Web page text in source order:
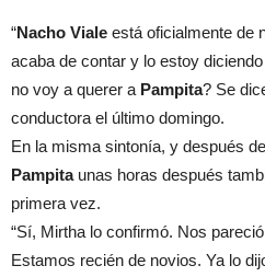
“Nacho Viale está oficialmente de
acaba de contar y lo estoy
no voy a querer a Pampita? Se
conductora el último domingo.
En la misma sintonía, y después
Pampitaunas horas después
primera vez.
“Sí, Mirtha lo confirmó. Nos
Estamos recién de novios. Ya lo